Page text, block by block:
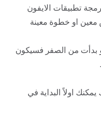
تطبيقات الايفون
او خطوة معينة
بدأت من الصفر فسيكون
اولاً البداية في